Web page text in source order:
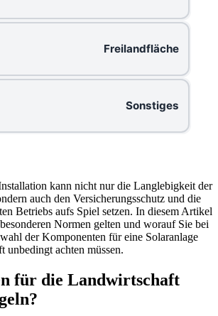
Freilandfläche
Sonstiges
kann nicht nur die Langlebigkeit der
auch den Versicherungsschutz und die
Betriebs aufs Spiel setzen. In diesem Artikel
Normen gelten und worauf Sie bei
der Komponenten für eine Solaranlage
unbedingt achten müssen.
für die Landwirtschaft